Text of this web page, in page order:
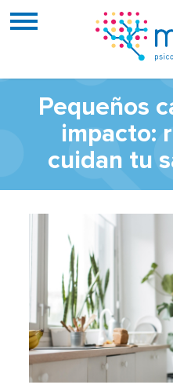
Pequeños
impacto:
cuidan tu